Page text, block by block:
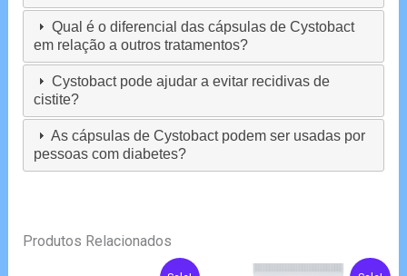
Qual é o diferencial das cápsulas de Cystobact
em relação a outros tratamentos?
Cystobact pode ajudar a evitar recidivas de
cistite?
As cápsulas de Cystobact podem ser usadas por
pessoas com diabetes?
Produtos Relacionados